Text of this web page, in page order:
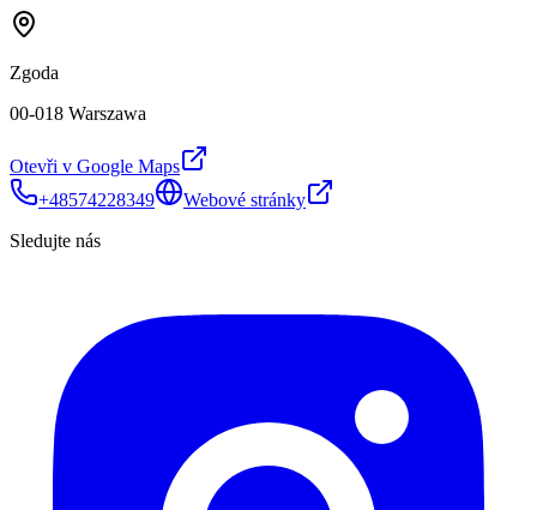
Zgoda
00-018 Warszawa
Otevři v Google Maps
+48574228349
Webové stránky
Sledujte nás